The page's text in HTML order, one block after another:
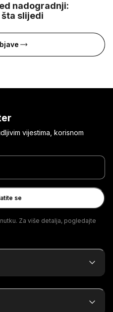
nadogradnji:
slijedi
vijestima, korisnom
se
Za više detalja, pogledajte